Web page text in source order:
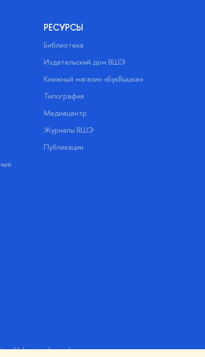
РЕСУРСЫ
Библиотека
Издательский дом ВШЭ
Книжный магазин «БукВышка»
Типография
Медиацентр
Журналы ВШЭ
Публикации
elearning.hse.ru/mooc